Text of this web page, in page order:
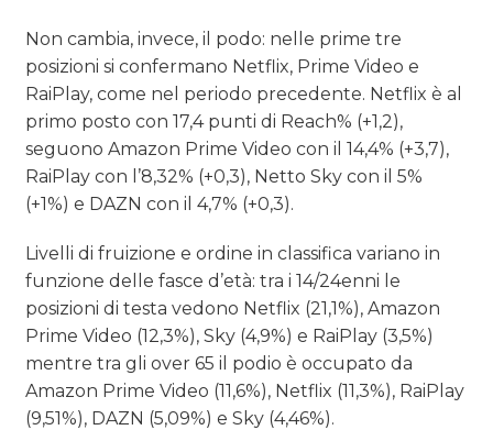
Non cambia, invece, il podo: nelle prime tre
posizioni si confermano Netflix, Prime Video e
RaiPlay, come nel periodo precedente. Netflix è al
primo posto con 17,4 punti di Reach% (+1,2),
seguono Amazon Prime Video con il 14,4% (+3,7),
RaiPlay con l’8,32% (+0,3), Netto Sky con il 5%
(+1%) e DAZN con il 4,7% (+0,3).
Livelli di fruizione e ordine in classifica variano in
funzione delle fasce d’età: tra i 14/24enni le
posizioni di testa vedono Netflix (21,1%), Amazon
Prime Video (12,3%), Sky (4,9%) e RaiPlay (3,5%)
mentre tra gli over 65 il podio è occupato da
Amazon Prime Video (11,6%), Netflix (11,3%), RaiPlay
(9,51%), DAZN (5,09%) e Sky (4,46%).